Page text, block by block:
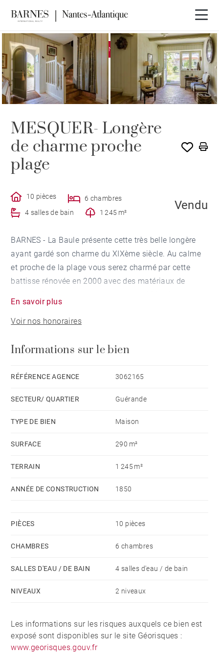
EXCLUSIVITÉ VENDU PAR BARNES
MESQUER- Longère
de charme proche
plage
10 pièces
6 chambres
4 salles de bain
1 245 m²
Vendu
BARNES - La Baule présente cette très belle longère
ayant gardé son charme du XIXème siècle. Au calme
et proche de la plage vous serez charmé par cette
battisse rénovée en 2000 avec des matériaux de
compose ainsi: Entrée, salon, salle à manger, cuisine
et arrière cuisine, pièce de rangement. A l'étage, 2
bains. Dans sa dépendance attenante: 3 chambres,
Patio de 100 m² fleuri et abrité présage de belle
vendeur - Montant moyen de la quote-part de charges
courantes 1,650 €/an
En savoir plus
Voir nos honoraires
Informations sur le bien
RÉFÉRENCE AGENCE 3062165
SECTEUR/ QUARTIER Guérande
TYPE DE BIEN Maison
SURFACE 290 m²
TERRAIN 1 245 m²
ANNÉE DE CONSTRUCTION 1850
PIÈCES 10 pièces
CHAMBRES 6 chambres
SALLES D'EAU / DE BAIN 4 salles d'eau / de bain
NIVEAUX 2 niveaux
Les informations sur les risques auxquels ce bien est
exposé sont disponibles sur le site Géorisques :
www.georisques.gouv.fr